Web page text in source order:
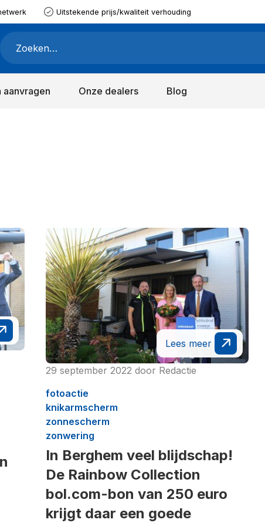
Uitstekende prijs/kwaliteit verhouding
aanvragen Onze dealers Blog
Lees meer
29 september 2022 door Redactie
fotoactie
knikarmscherm
zonnescherm
zonwering
In Berghem veel blijdschap!
De Rainbow Collection
bol.com-bon van 250 euro
krijgt daar een goede